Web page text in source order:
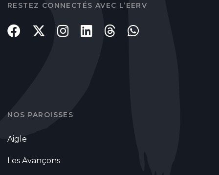
RESTEZ CONNECTÉS AVEC L’EERV
NOS PAROISSES
Aigle
Les Avançons